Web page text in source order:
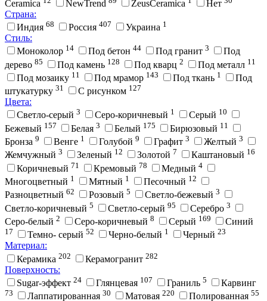
Ceramica
NewTrend ZeusCeramica Нет
Страна:
Индия 68 Россия 407 Украина 1
Стиль:
Моноколор 14 Под бетон 44 Под гранит 3
Под
дерево 85 Под камень 128 Под кварц 2 Под металл 11
Под мозаику 11 Под мрамор 143 Под ткань 1
Под
штукатурку 31 С рисунком 127
Цвета:
Cветло-серый 3 Cеро-коричневый 1 Cерый 10
Бежевый 157 Белая 3 Белый 175 Бирюзовый 11
Бронза 9 Венге 1 Голубой 9 Графит 3 Желтый 3
Жемчужный 3 Зеленый 12 Золотой 7 Каштановый 16
Коричневый 71 Кремовый 78 Медный 4
Многоцветный 1 Мятный 1 Песочный 12
Разноцветный 62 Розовый 5 Светло-бежевый 3
Светло-коричневый 5 Светло-серый 95 Серебро 3
Серо-белый 2 Серо-коричневый 8 Серый 169 Синий
17 Темно- серый 52 Черно-белый 1 Черный 23
Материал:
Керамика 202 Керамогранит 282
Поверхность:
Sugar-эффект 24 Глянцевая 107 Граниль 5 Карвинг
73 Лаппатированная 30 Матовая 220 Полированная 55